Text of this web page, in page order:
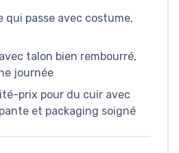
qui passe avec costume,
talon bien rembourré,
journée
prix pour du cuir avec
et packaging soigné